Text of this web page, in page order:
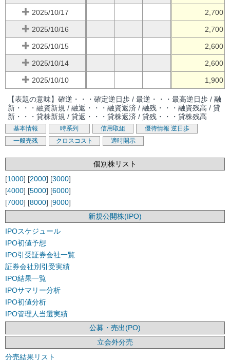
2025/10/17 2,700
2025/10/16 2,700
2025/10/15 2,600
2025/10/14 2,600
2025/10/10 1,900
【表題の意味】確逆・・・確定逆日歩 / 最逆・・・最高逆日歩 / 融
新・・・融資新規 / 融返・・・融資返済 / 融残・・・融資残高 / 貸
新・・・貸株新規 / 貸返・・・貸株返済 / 貸残・・・貸株残高
基本情報 時系列 信用取組 優待情報 逆日歩
一般売残
クロスコスト 適時開示
個別株リスト
[1000] [2000] [3000]
[4000] [5000] [6000]
[7000] [8000] [9000]
新規公開株(IPO)
IPOスケジュール
IPO初値予想
IPO引受証券会社一覧
証券会社別引受実績
IPO結果一覧
IPOサマリー分析
IPO初値分析
IPO管理人当選実績
公募・売出(PO)
立会外分売
分売結果リスト